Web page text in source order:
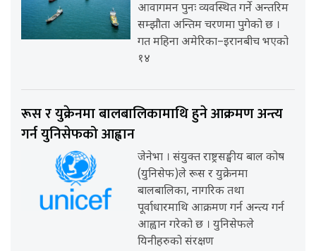
आवागमन पुनः व्यवस्थित गर्ने अन्तरिम
सम्झौता अन्तिम चरणमा पुगेको छ ।
गत महिना अमेरिका–इरानबीच भएको
१४
रूस र युक्रेनमा बालबालिकामाथि हुने आक्रमण अन्त्य
गर्न युनिसेफको आह्वान
जेनेभा । संयुक्त राष्ट्रसङ्घीय बाल कोष
(युनिसेफ)ले रूस र युक्रेनमा
बालबालिका, नागरिक तथा
पूर्वाधारमाथि आक्रमण गर्न अन्त्य गर्न
आह्वान गरेको छ । युनिसेफले
यिनीहरुको संरक्षण